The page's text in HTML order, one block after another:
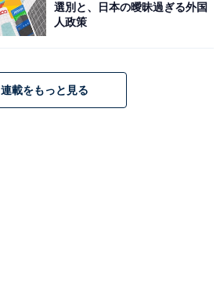
選別と、日本の曖昧過ぎる外国
人政策
連載をもっと見る